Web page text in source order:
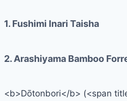
1. Fushimi Inari Taisha
2. Arashiyama Bamboo
<b>Dōtonbori</b> (<span